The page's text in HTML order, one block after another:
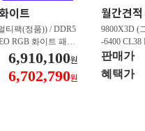
이트
티팩(정품)) / DDR5
RGB 화이트 패키
ELITE WIFI6
5080 AERO OC S
SN850X M.2 NV
6,910,100원
6,702,790원
9800X3D (
-6400 CL38
스
/ 라데온
0 M.2
판매가
혜택가